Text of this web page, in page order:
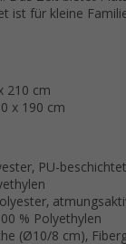
ist für kleine
210 cm
x 190 cm
PU-beschichtet
% Polyethylen
(Ø10/8 cm),